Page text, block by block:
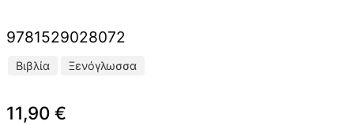
9781529028072
Βιβλία Ξενόγλωσσα
11,90 €